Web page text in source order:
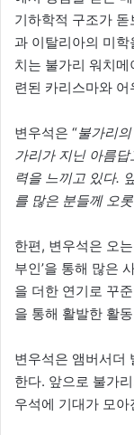
기하학적 구조가
과 이탈리아의 미
치는 불가리 워치
련된 카리스마와
변우석은 “불가리
가리가 지닌 아름
력을 느끼고 있다.
를 많은 분들께 오
한편, 변우석은 오
부인’을 통해 많은
을 더한 연기로 꾸
을 통해 활발한 활
변우석은 앰버서더
한다. 앞으로 불가
우석에 기대가 모아